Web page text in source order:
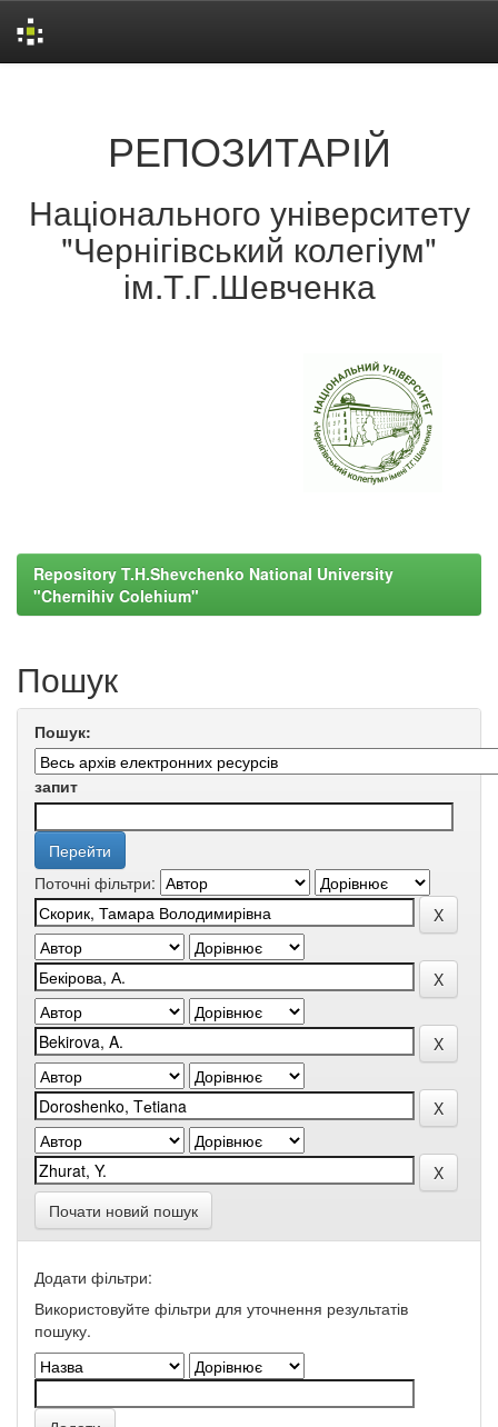
РЕПОЗИТАРІЙ
Національного університету
"Чернігівський колегіум"
ім.Т.Г.Шевченка
Repository T.H.Shevchenko National University
"Chernihiv Colehium"
Пошук
Пошук:
запит
Поточні фільтри:
Почати новий пошук
Додати фільтри:
Використовуйте фільтри для уточнення результатів
пошуку.